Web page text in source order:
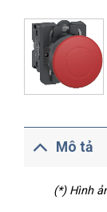
Mô tả
(*) Hình